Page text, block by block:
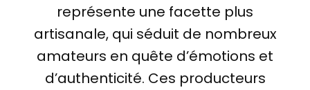
représente une facette plus
artisanale, qui séduit de nombreux
amateurs en quête d’émotions et
d’authenticité. Ces producteurs